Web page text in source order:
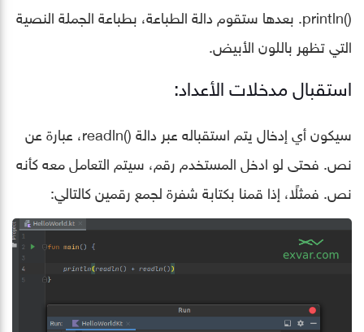
()println. بعدها ستقوم دالة الطباعة، بطباعة الجملة النصية
التي تظهر باللون الأبيض.
استقبال مدخلات الأعداد:
سيكون أي إدخال يتم استقباله عبر دالة ()readln، عبارة عن
نص. فحتى لو ادخل المستخدم رقم، سيتم التعامل معه كأنه
نص. فمثلًا، إذا قمنا بكتابة شفرة لجمع رقمين كالتالي: